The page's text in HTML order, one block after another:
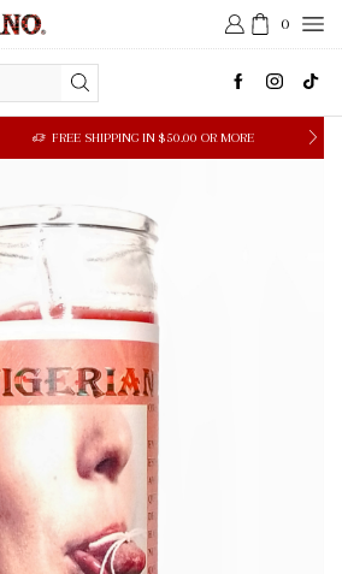
0
FREE SHIPPING IN $50.00 OR MORE